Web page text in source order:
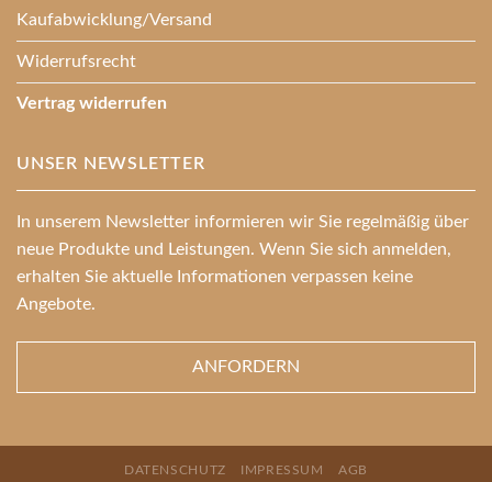
Kaufabwicklung/Versand
Widerrufsrecht
Vertrag widerrufen
UNSER NEWSLETTER
In unserem Newsletter informieren wir Sie regelmäßig über
neue Produkte und Leistungen. Wenn Sie sich anmelden,
erhalten Sie aktuelle Informationen verpassen keine
Angebote.
ANFORDERN
DATENSCHUTZ IMPRESSUM AGB